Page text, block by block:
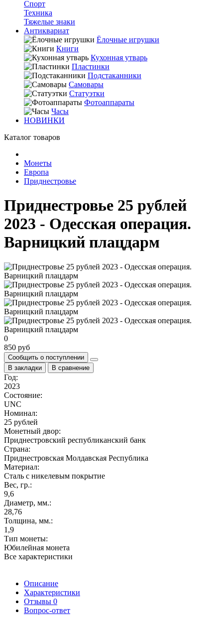
Спорт
Техника
Тяжелые знаки
Антиквариат
Ёлочные игрушки
Книги
Кухонная утварь
Пластинки
Подстаканники
Самовары
Статуэтки
Фотоаппараты
Часы
НОВИНКИ
Каталог товаров
Монеты
Европа
Приднестровье
Приднестровье 25 рублей
2023 - Одесская операция.
Варницкий плацдарм
0
850 руб
Сообщить о поступлении
В закладки
В сравнение
Год:
2023
Состояние:
UNC
Номинал:
25 рублей
Монетный двор:
Приднестровский республиканский банк
Страна:
Приднестровская Молдавская Республика
Материал:
Сталь с никелевым покрытие
Вес, гр.:
9,6
Диаметр, мм.:
28,76
Толщина, мм.:
1,9
Тип монеты:
Юбилейная монета
Все характеристики
Описание
Характеристики
Отзывы 0
Вопрос-ответ